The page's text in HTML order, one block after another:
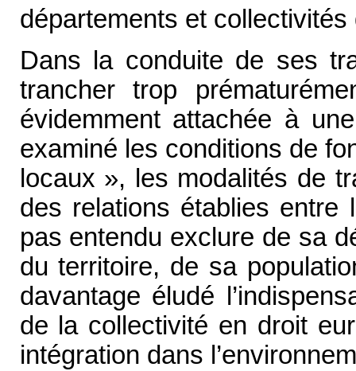
départements et collectivités
Dans la conduite de ses
trancher trop
évidemment attachée à
examiné les conditions de
locaux », les modalités de
des relations établies entre
pas entendu exclure de sa
du territoire, de sa
davantage éludé
de la collectivité en droit
intégration dans